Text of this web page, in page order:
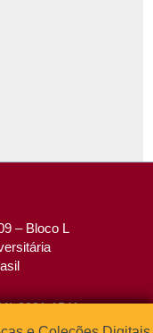
– Bloco L
3091-1541